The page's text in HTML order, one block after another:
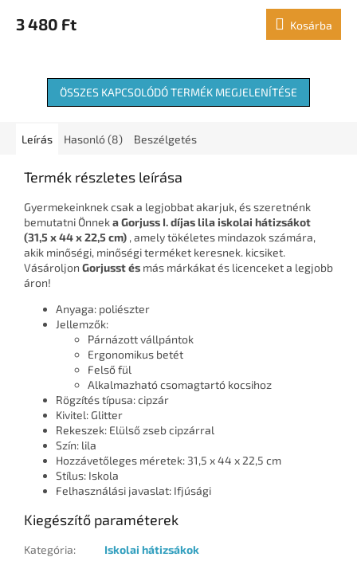
3 480 Ft Kosárba
ÖSSZES KAPCSOLÓDÓ TERMÉK MEGJELENÍTÉSE
Leírás Hasonló (8) Beszélgetés
Termék részletes leírása
Gyermekeinknek csak a legjobbat akarjuk, és szeretnénk
bemutatni Önneka Gorjuss I. díjas lila iskolai hátizsákot
(31,5 x 44 x 22,5 cm) , amely tökéletes mindazok számára,
akik minőségi, minőségi terméket keresnek. kicsiket.
Vásároljon Gorjusst és más márkákat és licenceket a legjobb
áron!
Anyaga: poliészter
Jellemzők:
Párnázott vállpántok
Ergonomikus betét
Felső fül
Alkalmazható csomagtartó kocsihoz
Rögzítés típusa: cipzár
Kivitel: Glitter
Rekeszek: Elülső zseb cipzárral
Szín: lila
Hozzávetőleges méretek: 31,5 x 44 x 22,5 cm
Stílus: Iskola
Felhasználási javaslat: Ifjúsági
Kiegészítő paraméterek
Kategória:
Iskolai hátizsákok